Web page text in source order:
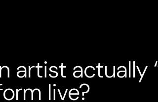
artist actually
live?